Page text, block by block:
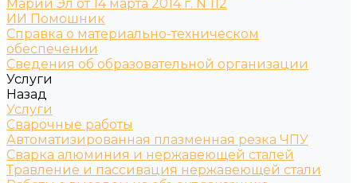
Марий Эл от 14 марта 2014 г. N 112
ИИ Помошник
Справка о материально-техническом
обеспечении
Сведения об образовательной организации
Услуги
Назад
Услуги
Сварочные работы
Автоматизированная плазменная резка ЧПУ
Сварка алюминия и нержавеющей сталей
Травление и пассивация нержавеющей стали